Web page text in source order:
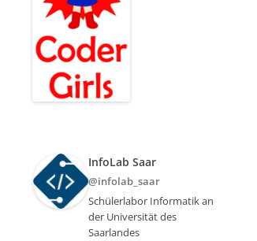
InfoLab Saar
@infolab_saar
Schülerlabor Informatik an
der Universität des
Saarlandes